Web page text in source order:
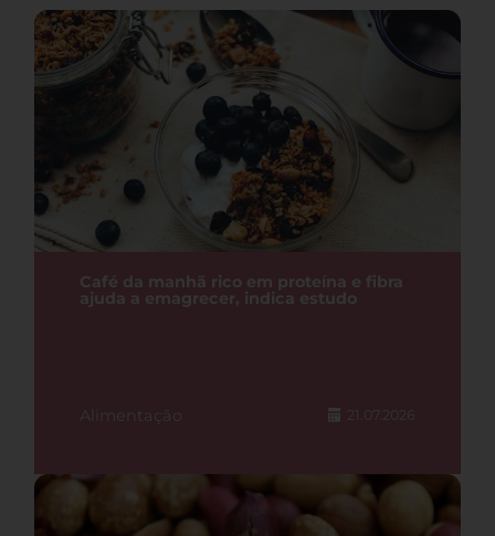
Café da manhã rico em proteína e fibra
ajuda a emagrecer, indica estudo
Alimentação 21.07.2026